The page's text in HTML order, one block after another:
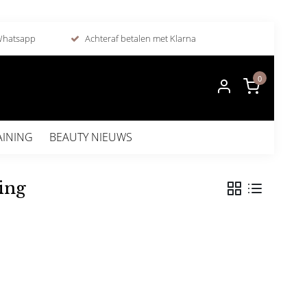
Achteraf betalen met Klarna
0
BEAUTY NIEUWS